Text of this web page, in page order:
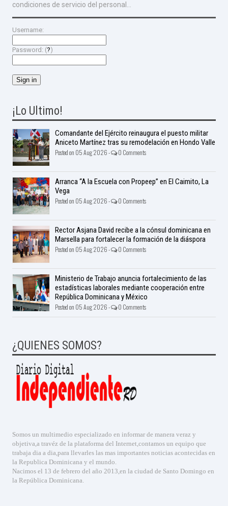
condiciones de servicio del personal...
Username:
Password: (?)
¡Lo Ultimo!
Comandante del Ejército reinaugura el puesto militar
Aniceto Martínez tras su remodelación en Hondo Valle
Posted on 05 Aug 2026 - 0 Comments
Arranca “A la Escuela con Propeep” en El Caimito, La
Vega
Posted on 05 Aug 2026 - 0 Comments
Rector Asjana David recibe a la cónsul dominicana en
Marsella para fortalecer la formación de la diáspora
Posted on 05 Aug 2026 - 0 Comments
Ministerio de Trabajo anuncia fortalecimiento de las
estadísticas laborales mediante cooperación entre
República Dominicana y México
Posted on 05 Aug 2026 - 0 Comments
¿QUIENES SOMOS?
Somos un multimedio especializado en informar de manera veraz y
objetiva,a travéz de la plataforma del Internet,contamos un equipo que
trabaja dia a dia,para llevarles las mas importantes noticias acontecidas en
la Republica Dominicana y el mundo.
Nacimos el 13 de febrero del año 2013,en la ciudad de Santo Domingo en
la República Dominicana.